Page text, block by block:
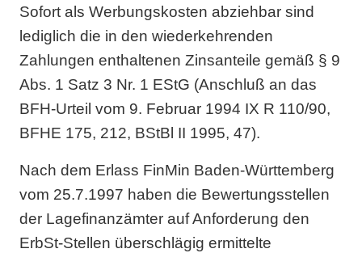
Sofort als Werbungskosten abziehbar sind
lediglich die in den wiederkehrenden
Zahlungen enthaltenen Zinsanteile gemäß § 9
Abs. 1 Satz 3 Nr. 1 EStG (Anschluß an das
BFH-Urteil vom 9. Februar 1994 IX R 110/90,
BFHE 175, 212, BStBl II 1995, 47).
Nach dem Erlass FinMin Baden-Württemberg
vom 25.7.1997 haben die Bewertungsstellen
der Lagefinanzämter auf Anforderung den
ErbSt-Stellen überschlägig ermittelte